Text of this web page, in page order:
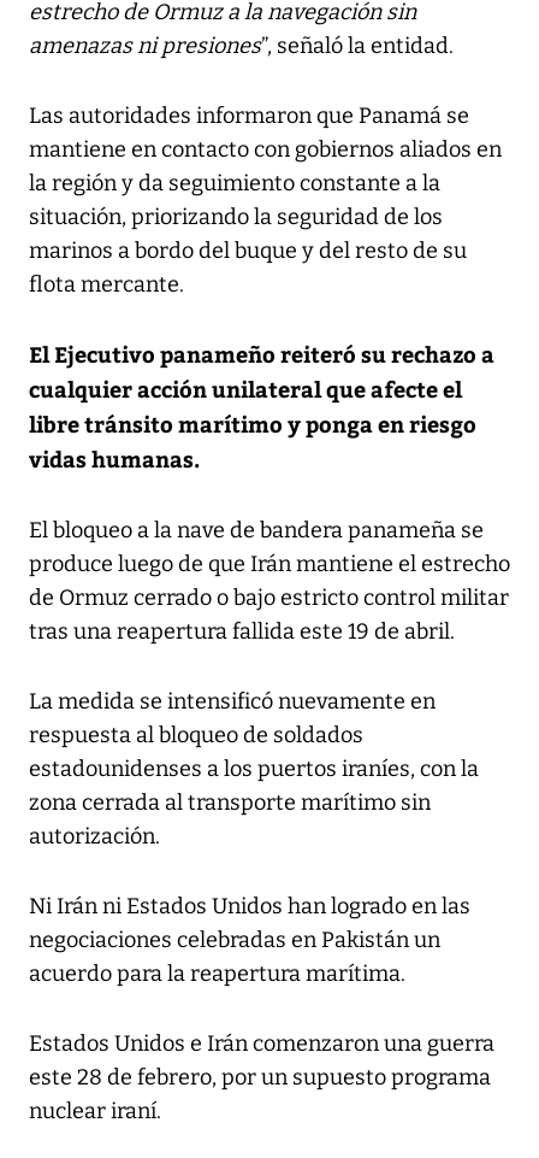
estrecho de Ormuz a la navegación sin
amenazas ni presiones”, señaló la entidad.
Las autoridades informaron que Panamá se
mantiene en contacto con gobiernos aliados en
la región y da seguimiento constante a la
situación, priorizando la seguridad de los
marinos a bordo del buque y del resto de su
flota mercante.
El Ejecutivo panameño reiteró su rechazo a
cualquier acción unilateral que afecte el
libre tránsito marítimo y ponga en riesgo
vidas humanas.
El bloqueo a la nave de bandera panameña se
produce luego de que Irán mantiene el estrecho
de Ormuz cerrado o bajo estricto control militar
tras una reapertura fallida este 19 de abril.
La medida se intensificó nuevamente en
respuesta al bloqueo de soldados
estadounidenses a los puertos iraníes, con la
zona cerrada al transporte marítimo sin
autorización.
Ni Irán ni Estados Unidos han logrado en las
negociaciones celebradas en Pakistán un
acuerdo para la reapertura marítima.
Estados Unidos e Irán comenzaron una guerra
este 28 de febrero, por un supuesto programa
nuclear iraní.